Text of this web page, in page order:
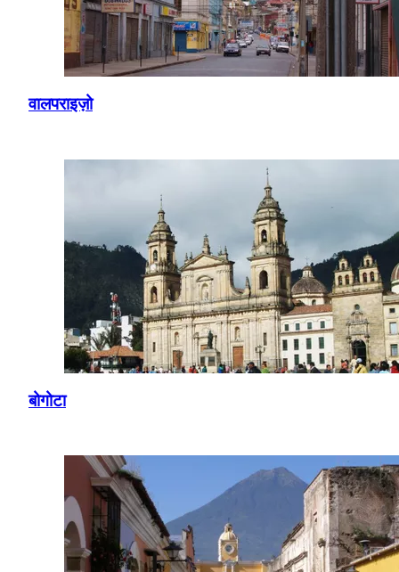
वालपराइज़ो
बोगोटा